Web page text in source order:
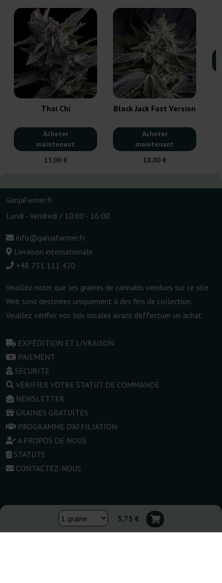
Thai Chi
Acheter
maintenant
15,00 €
Black Jack Fast Version
Acheter
maintenant
18,00 €
3,75 €
GanjaFarmer.fr
Lundi - Vendredi / 10:00 - 16:00
info@ganjafarmer.fr
Livraison internationale
+48 731 111 420
Veuillez noter que les graines de cannabis vendues sur ce site
Web sont destinées uniquement à des fins de collection.
Veuillez vérifier vos lois locales avant d'effectuer un achat.
EXPÉDITION ET LIVRAISON
PAIEMENT
SÉCURITÉ
VÉRIFIER VOTRE STATUT DE COMMANDE
NEWSLETTER
GRAINES GRATUITES
PROGRAMME D'AFFILIATION
A PROPOS DE NOUS
STATUTS
CONTACTEZ-NOUS
Changer de boutique :